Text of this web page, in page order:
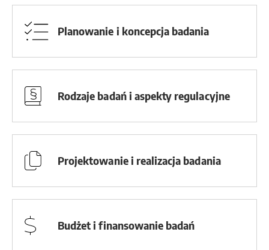
Planowanie i koncepcja badania
Rodzaje badań i aspekty regulacyjne
Projektowanie i realizacja badania
Budżet i finansowanie badań